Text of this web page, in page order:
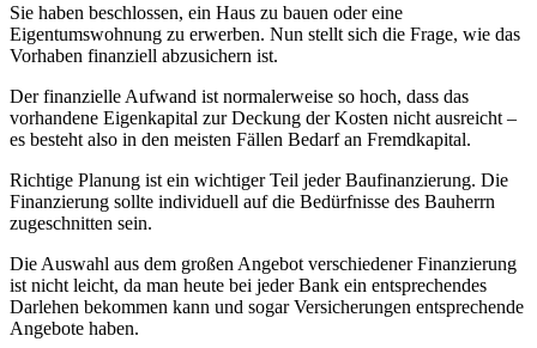
Sie haben beschlossen, ein Haus zu bauen oder eine
Eigentumswohnung zu erwerben. Nun stellt sich die Frage, wie das
Vorhaben finanziell abzusichern ist.
Der finanzielle Aufwand ist normalerweise so hoch, dass das
vorhandene Eigenkapital zur Deckung der Kosten nicht ausreicht –
es besteht also in den meisten Fällen Bedarf an Fremdkapital.
Richtige Planung ist ein wichtiger Teil jeder Baufinanzierung. Die
Finanzierung sollte individuell auf die Bedürfnisse des Bauherrn
zugeschnitten sein.
Die Auswahl aus dem großen Angebot verschiedener Finanzierung
ist nicht leicht, da man heute bei jeder Bank ein entsprechendes
Darlehen bekommen kann und sogar Versicherungen entsprechende
Angebote haben.